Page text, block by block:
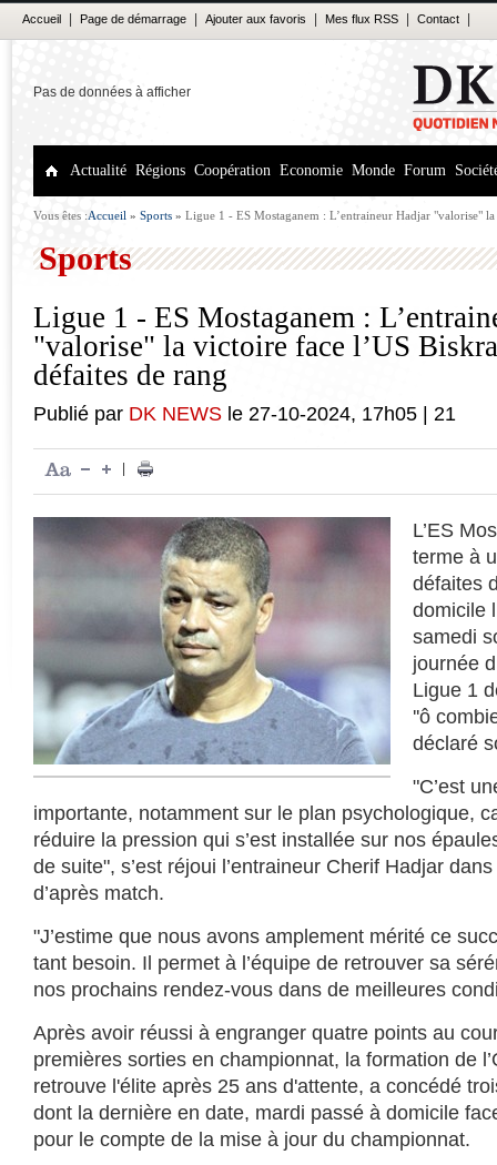
Accueil Page de démarrage Ajouter aux favoris Mes flux RSS Contact
Pas de données à afficher
Actualité Régions Coopération Economie Monde Forum
Vous êtes :Accueil » Sports » Ligue 1 - ES Mostaganem : L’entraineur Hadjar "valorise"
Sports
Ligue 1 - ES Mostaganem :
"valorise" la victoire face l’US
défaites de rang
Publié par DK NEWS le 27-10-2024, 17h05 21
L’ES
terme à
défaites
domicile
samedi
journée
Ligue 1
''ô
déclaré
"C’est
importante, notamment sur le plan psychologique,
réduire la pression qui s’est installée sur nos
de suite", s’est réjoui l’entraineur Cherif Hadjar
d’après match.
"J’estime que nous avons amplement mérité ce
tant besoin. Il permet à l’équipe de retrouver sa
nos prochains rendez-vous dans de meilleures
Après avoir réussi à engranger quatre points au
premières sorties en championnat, la formation de
retrouve l'élite après 25 ans d'attente, a concédé
dont la dernière en date, mardi passé à domicile
pour le compte de la mise à jour du championnat.